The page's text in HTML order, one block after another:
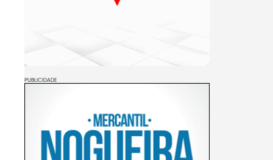
PUBLICIDADE